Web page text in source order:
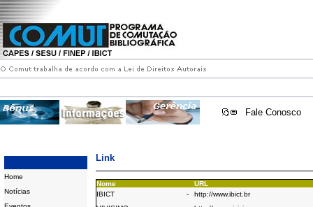
Fale Conosco
Home
Notícias
Link
Nome
URL
IBICT
-
http://www.ibict.br